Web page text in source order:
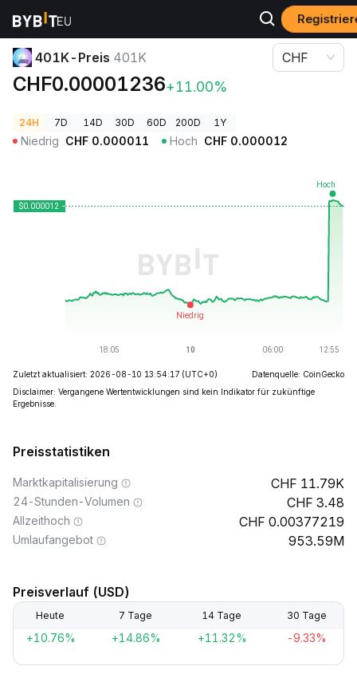
Krypto-Preise
401K-Preis 401K
CHF0.00001236+11.00%
CHF
24H 7D 14D 30D 60D 200D 1Y
Niedrig CHF 0.000011 Hoch CHF 0.000012
Zuletzt aktualisiert: 2026-08-10 13:54:17 (UTC+0)
Datenquelle: CoinGecko
Disclaimer: Vergangene Wertentwicklungen sind kein Indikator für zukünftige
Ergebnisse.
Preisstatistiken
Marktkapitalisierung 11.79K
24-Stunden-Volumen 3.48
Allzeithoch 0.00377219
Umlaufangebot 953.59M
Preisverlauf (USD)
Heute 7 Tage 14 Tage 30 Tage
+10.76% +14.86% +11.32% -9.33%